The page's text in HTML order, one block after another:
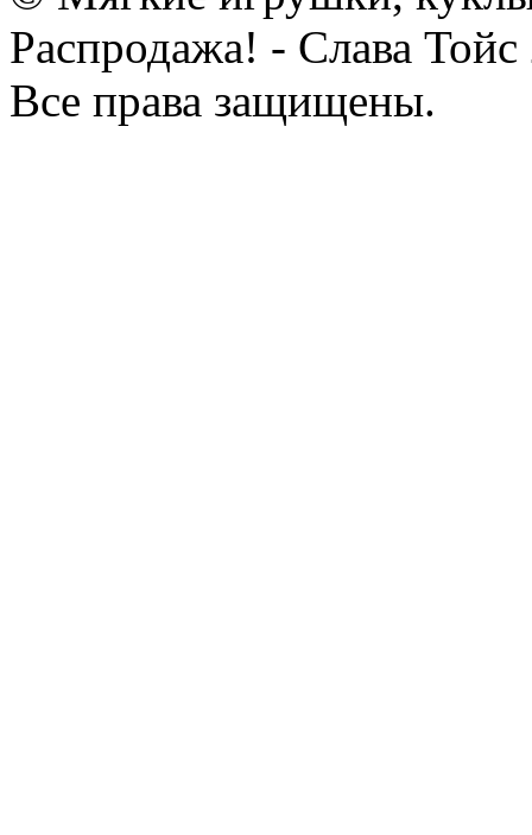
Распродажа! - Слава Тойс
Все права защищены.